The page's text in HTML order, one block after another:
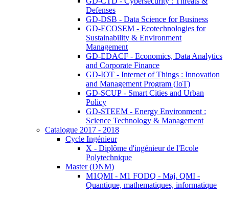
Defenses
GD-DSB - Data Science for Business
GD-ECOSEM - Ecotechnologies for
Sustainability & Environment
Management
GD-EDACF - Economics, Data Analytics
and Corporate Finance
GD-IOT - Internet of Things : Innovation
and Management Program (IoT)
GD-SCUP - Smart Cities and Urban
Policy
GD-STEEM - Energy Environment :
Science Technology & Management
Catalogue 2017 - 2018
Cycle Ingénieur
X - Diplôme d'ingénieur de l'Ecole
Polytechnique
Master (DNM)
M1QMI - M1 FODQ - Maj. QMI -
Quantique, mathematiques, informatique